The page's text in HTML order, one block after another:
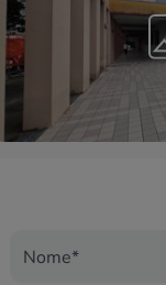
Nome*